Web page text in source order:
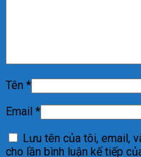
Tên *
Email *
Lưu tên của tôi, email,
cho lần bình luận kế tiếp